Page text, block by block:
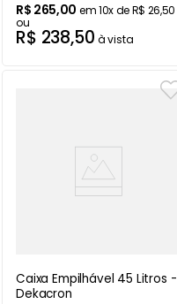
R$ 265,00 em10x deR$ 26,50
ou
R$ 238,50 à vista
Caixa Empilhável 45 Litros -
Dekacron